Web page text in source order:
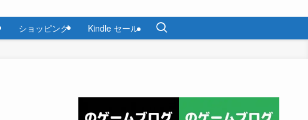
ショッピング Kindle セール